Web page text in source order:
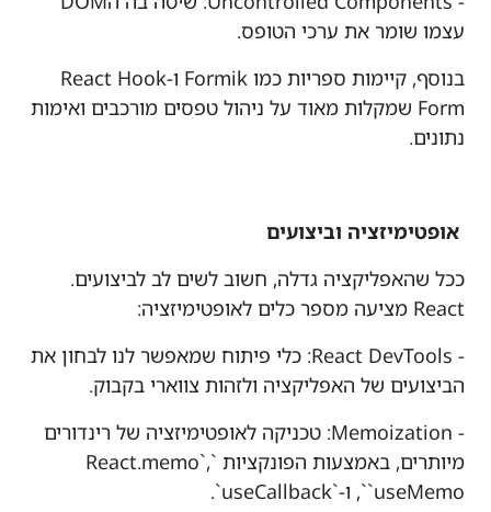
עצמו שומר את ערכי הטופס.
בנוסף, קיימות ספריות כמו Formik ו-React Hook
Form שמקלות מאוד על ניהול טפסים מורכבים ואימות
נתונים.
אופטימיזציה וביצועים
ככל שהאפליקציה גדלה, חשוב לשים לב לביצועים.
React מציעה מספר כלים לאופטימיזציה:
- React DevTools: כלי פיתוח שמאפשר לנו לבחון את
הביצועים של האפליקציה ולזהות צווארי בקבוק.
- Memoization: טכניקה לאופטימיזציה של רינדורים
מיותרים, באמצעות הפונקציות `React.memo`,
`useMemo`, ו-`useCallback`.